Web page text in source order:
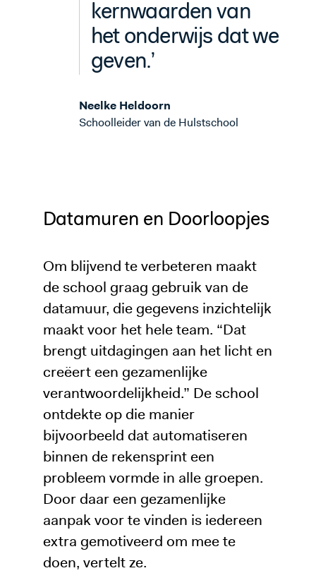
kernwaarden van
het onderwijs dat we
geven.’
Neelke Heldoorn
Schoolleider van de Hulstschool
Datamuren en Doorloopjes
Om blijvend te verbeteren maakt
de school graag gebruik van de
datamuur, die gegevens inzichtelijk
maakt voor het hele team. “Dat
brengt uitdagingen aan het licht en
creëert een gezamenlijke
verantwoordelijkheid.” De school
ontdekte op die manier
bijvoorbeeld dat automatiseren
binnen de rekensprint een
probleem vormde in alle groepen.
Door daar een gezamenlijke
aanpak voor te vinden is iedereen
extra gemotiveerd om mee te
doen, vertelt ze.